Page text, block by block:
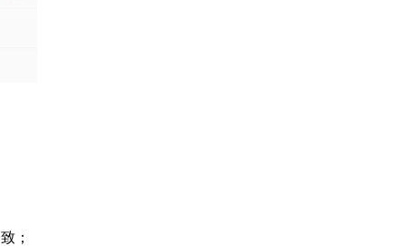
；